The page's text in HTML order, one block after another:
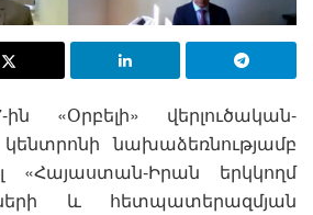
«Օրբելի» վերլուծական-
նախաձեռնությամբ
«Հայաստան-Իրան երկկողմ
և հետպատերազմյան